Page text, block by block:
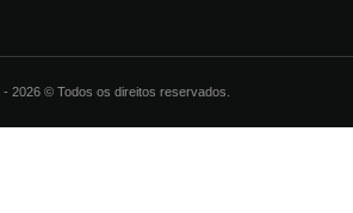
- 2026 © Todos os direitos reservados.